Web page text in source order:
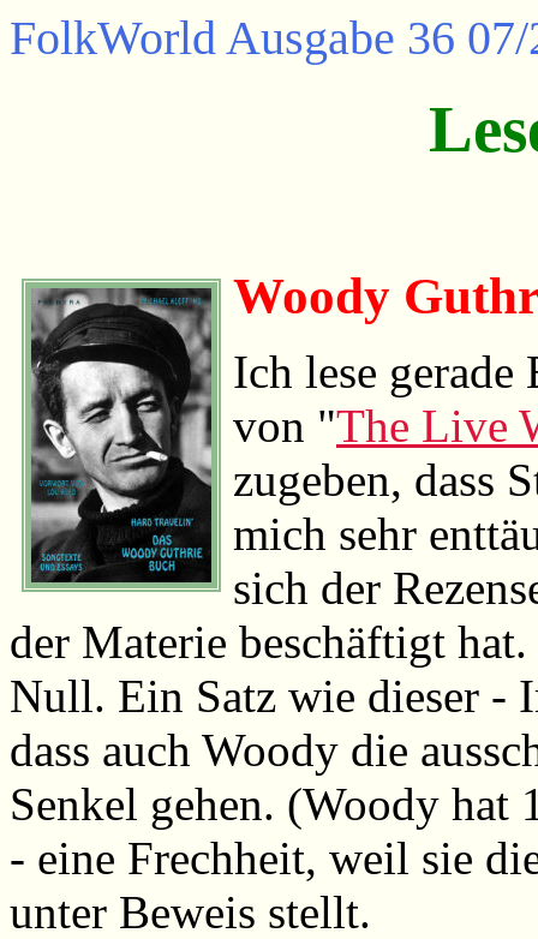
FolkWorldAusgabe 36
Woody
Ich lese gerade
von "The Live
zugeben, dass
mich sehr
sich der
der Materie beschäftigt
Null. Ein Satz wie dieser -
dass auch Woody die
Senkel gehen. (Woody hat
- eine Frechheit, weil sie
unter Beweis stellt.